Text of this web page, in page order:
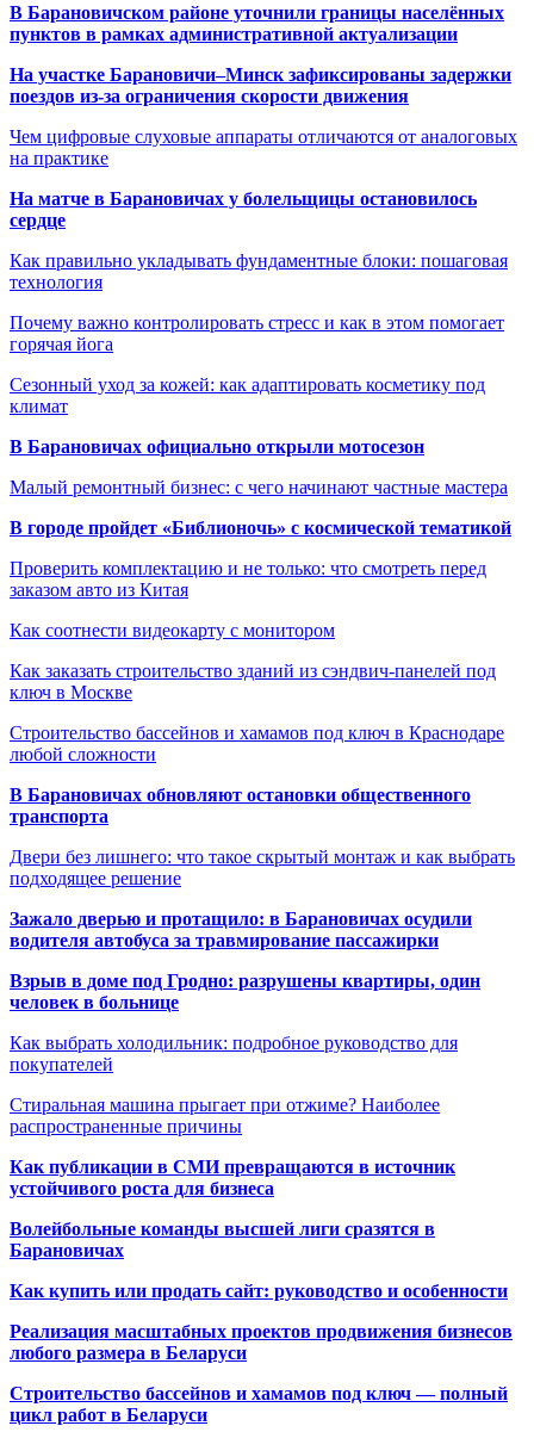
В Барановичском районе уточнили границы населённых
пунктов в рамках административной актуализации
На участке Барановичи–Минск зафиксированы задержки
поездов из-за ограничения скорости движения
Чем цифровые слуховые аппараты отличаются от аналоговых
на практике
На матче в Барановичах у болельщицы остановилось
сердце
Как правильно укладывать фундаментные блоки: пошаговая
технология
Почему важно контролировать стресс и как в этом помогает
горячая йога
Сезонный уход за кожей: как адаптировать косметику под
климат
В Барановичах официально открыли мотосезон
Малый ремонтный бизнес: с чего начинают частные мастера
В городе пройдет «Библионочь» с космической тематикой
Проверить комплектацию и не только: что смотреть перед
заказом авто из Китая
Как соотнести видеокарту с монитором
Как заказать строительство зданий из сэндвич-панелей под
ключ в Москве
Строительство бассейнов и хамамов под ключ в Краснодаре
любой сложности
В Барановичах обновляют остановки общественного
транспорта
Двери без лишнего: что такое скрытый монтаж и как выбрать
подходящее решение
Зажало дверью и протащило: в Барановичах осудили
водителя автобуса за травмирование пассажирки
Взрыв в доме под Гродно: разрушены квартиры, один
человек в больнице
Как выбрать холодильник: подробное руководство для
покупателей
Стиральная машина прыгает при отжиме? Наиболее
распространенные причины
Как публикации в СМИ превращаются в источник
устойчивого роста для бизнеса
Волейбольные команды высшей лиги сразятся в
Барановичах
Как купить или продать сайт: руководство и особенности
Реализация масштабных проектов продвижения бизнесов
любого размера в Беларуси
Строительство бассейнов и хамамов под ключ — полный
цикл работ в Беларуси